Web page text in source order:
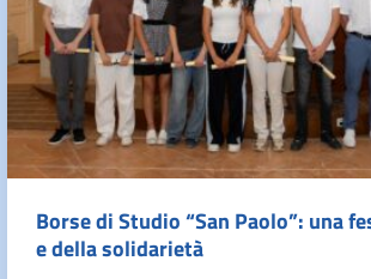
Borse di Studio “San Paolo”: una
e della solidarietà